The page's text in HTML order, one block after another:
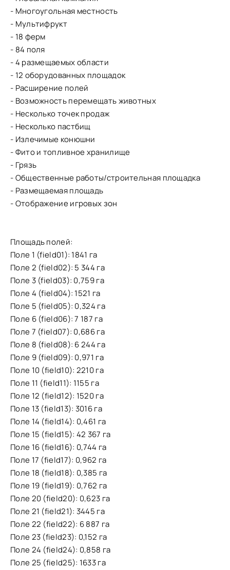
- Многоугольная местность
- Мультифрукт
- 18 ферм
- 84 поля
- 4 размещаемых области
- 12 оборудованных площадок
- Расширение полей
- Возможность перемещать животных
- Несколько точек продаж
- Несколько пастбищ
- Излечимые конюшни
- Фито и топливное хранилище
- Грязь
- Общественные работы/строительная площадка
- Размещаемая площадь
- Отображение игровых зон
Площадь полей:
Поле 1 (field01): 1841 га
Поле 2 (field02): 5 344 га
Поле 3 (field03): 0,759 га
Поле 4 (field04): 1521 га
Поле 5 (field05): 0,324 га
Поле 6 (field06): 7 187 га
Поле 7 (field07): 0,686 га
Поле 8 (field08): 6 244 га
Поле 9 (field09): 0,971 га
Поле 10 (field10): 2210 га
Поле 11 (field11): 1155 га
Поле 12 (field12): 1520 га
Поле 13 (field13): 3016 га
Поле 14 (field14): 0,461 га
Поле 15 (field15): 42 367 га
Поле 16 (field16): 0,744 га
Поле 17 (field17): 0,962 га
Поле 18 (field18): 0,385 га
Поле 19 (field19): 0,762 га
Поле 20 (field20): 0,623 га
Поле 21 (field21): 3445 га
Поле 22 (field22): 6 887 га
Поле 23 (field23): 0,152 га
Поле 24 (field24): 0,858 га
Поле 25 (field25): 1633 га